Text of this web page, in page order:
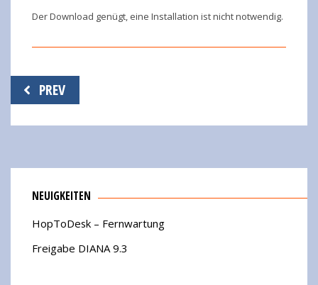
Der Download genügt, eine Installation ist nicht notwendig.
Beitragsnavigation
PREV
NEUIGKEITEN
HopToDesk – Fernwartung
Freigabe DIANA 9.3